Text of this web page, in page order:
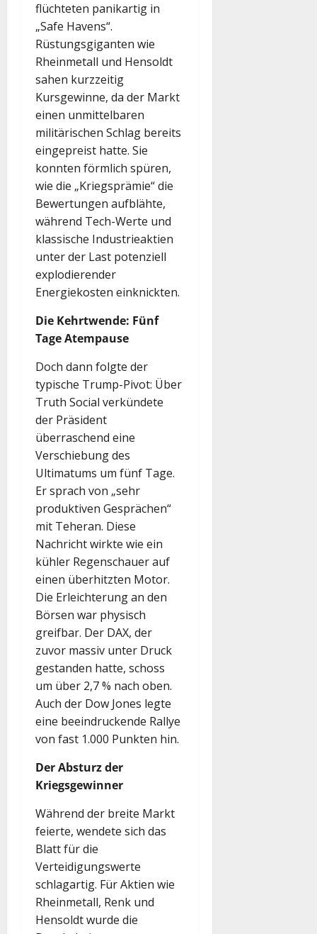
flüchteten panikartig in
„Safe Havens“.
Rüstungsgiganten wie
Rheinmetall und Hensoldt
sahen kurzzeitig
Kursgewinne, da der Markt
einen unmittelbaren
militärischen Schlag bereits
eingepreist hatte. Sie
konnten förmlich spüren,
wie die „Kriegsprämie“ die
Bewertungen aufblähte,
während Tech-Werte und
klassische Industrieaktien
unter der Last potenziell
explodierender
Energiekosten einknickten.
Die Kehrtwende: Fünf
Tage Atempause
Doch dann folgte der
typische Trump-Pivot: Über
Truth Social verkündete
der Präsident
überraschend eine
Verschiebung des
Ultimatums um fünf Tage.
Er sprach von „sehr
produktiven Gesprächen“
mit Teheran. Diese
Nachricht wirkte wie ein
kühler Regenschauer auf
einen überhitzten Motor.
Die Erleichterung an den
Börsen war physisch
greifbar. Der DAX, der
zuvor massiv unter Druck
gestanden hatte, schoss
um über 2,7 % nach oben.
Auch der Dow Jones legte
eine beeindruckende Rallye
von fast 1.000 Punkten hin.
Der Absturz der
Kriegsgewinner
Während der breite Markt
feierte, wendete sich das
Blatt für die
Verteidigungswerte
schlagartig. Für Aktien wie
Rheinmetall, Renk und
Hensoldt wurde die